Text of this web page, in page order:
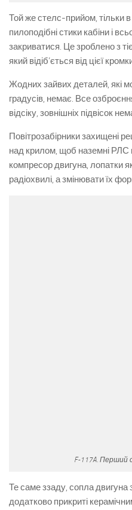
Той же стелс-прийом,
пилоподібні стики кабіни і
закриватися. Це зроблено з
який відіб’ється від цієї
Жодних зайвих деталей, які
градусів, немає. Все
відсіку, зовнішніх підвісок
Повітрозабірники захищені
над крилом, щоб наземні РЛС
компресор двигуна, лопатки
радіохвилі, а змінювати їх
F-117A. Перший
Те саме ззаду, сопла двигуна
додатково прикриті